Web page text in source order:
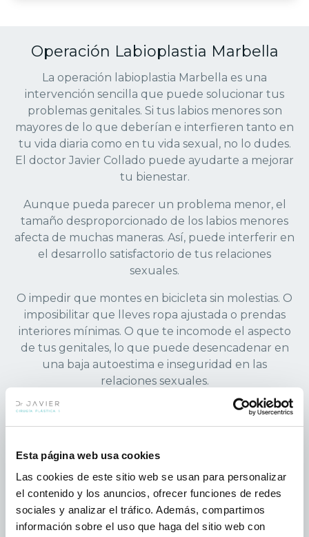
Esta página web usa cookies
Las cookies de este sitio web se usan para personalizar
el contenido y los anuncios, ofrecer funciones de redes
sociales y analizar el tráfico. Además, compartimos
información sobre el uso que haga del sitio web con
Operación Labioplastia Marbella
La operación labioplastia Marbella es una
intervención sencilla que puede solucionar tus
problemas genitales. Si tus labios menores son
mayores de lo que deberían e interfieren tanto en
tu vida diaria como en tu vida sexual, no lo dudes.
El doctor Javier Collado puede ayudarte a mejorar
tu bienestar.
Aunque pueda parecer un problema menor, el
tamaño desproporcionado de los labios menores
afecta de muchas maneras. Así, puede interferir en
el desarrollo satisfactorio de tus relaciones
sexuales.
O impedir que montes en bicicleta sin molestias. O
imposibilitar que lleves ropa ajustada o prendas
interiores mínimas. O que te incomode el aspecto
de tus genitales, lo que puede desencadenar en
una baja autoestima e inseguridad en las
relaciones sexuales.
Por eso el doctor Collado te anima a que pidas cita
en su consulta. Porque no hay motivo para que
Deja tu caso en sus manos y espera su diagnóstico.
En él te expondrá todas las posibles soluciones.
La labioplastia, también conocida como
ninfoplastia, consiste en la reducción del tamaño